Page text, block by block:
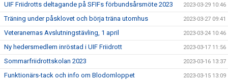
UIF Friidrotts deltagande på SFIFs förbundsårsmöte 2023 2023-03-29 10:46
Träning under påsklovet och börja träna utomhus 2023-03-27 09:41
Veteranernas Avslutningstävling, 1 april 2023-03-24 10:46
Ny hedersmedlem inröstad i UIF Friidrott 2023-03-17 11:56
Sommarfriidrottskolan 2023 2023-03-16 13:37
Funktionärs-tack och info om Blodomloppet 2023-03-15 13:09